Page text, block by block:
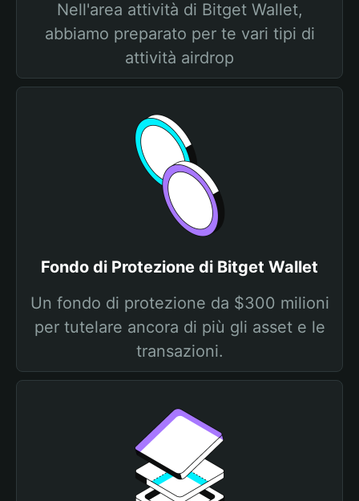
Nell'area attività di Bitget Wallet,
abbiamo preparato per te vari tipi di
attività airdrop
Fondo di Protezione di Bitget Wallet
Un fondo di protezione da $300 milioni
per tutelare ancora di più gli asset e le
transazioni.